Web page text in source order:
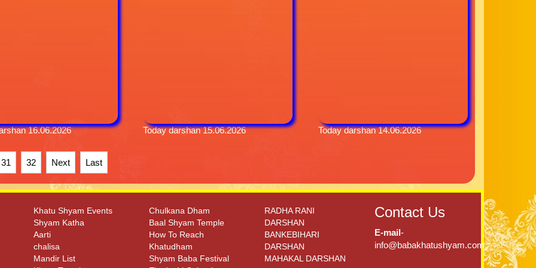
16.06.2026 Today darshan 15.06.2026 Today darshan 14.06.2026
31 32 Next Last
Khatu Shyam Events
Shyam Katha
Aarti
chalisa
Mandir List
Chulkana Dham
Baal Shyam Temple
How To Reach
Khatudham
Shyam Baba Festival
RADHA RANI
DARSHAN
BANKEBIHARI
DARSHAN
MAHAKAL DARSHAN
Contact Us
E-mail-
info@babakhatushyam.com